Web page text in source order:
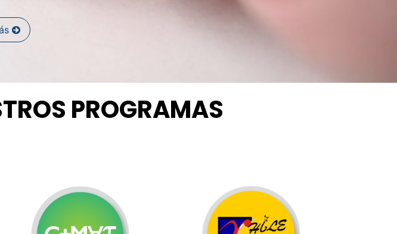
PROGRAMAS